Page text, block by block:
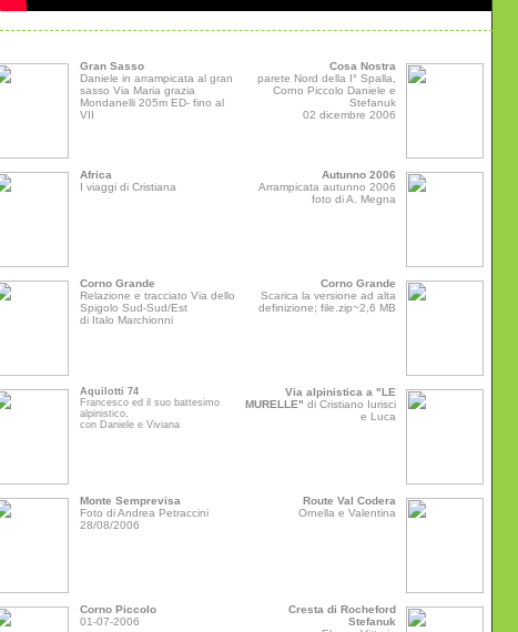
Gran Sasso
Daniele in arrampicata al gran
sasso Via Maria grazia
Mondanelli 205m ED- fino al
VII
Cosa Nostra
parete Nord della I° Spalla,
Corno Piccolo Daniele e
Stefanuk
02 dicembre 2006
Africa
I viaggi di Cristiana
Autunno 2006
Arrampicata autunno 2006
foto di A. Megna
Corno Grande
Relazione e tracciato Via dello
Spigolo Sud-Sud/Est
di Italo Marchionni
Corno Grande
Scarica la versione ad alta
definizione; file.zip~2,6 MB
Aquilotti 74
Francesco ed il suo battesimo
alpinistico,
con Daniele e Viviana
Via alpinistica a "LE
MURELLE" di Cristiano Iurisci
e Luca
Monte Semprevisa
Foto di Andrea Petraccini
28/08/2006
Route Val Codera
Ornella e Valentina
Corno Piccolo
01-07-2006
Cresta di Rocheford
Stefanuk